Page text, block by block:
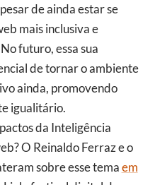
de ainda estar se
mais inclusiva e
futuro, essa sua
de tornar o ambiente
ainda, promovendo
igualitário.
da Inteligência
O Reinaldo Ferraz e o
sobre esse temaem